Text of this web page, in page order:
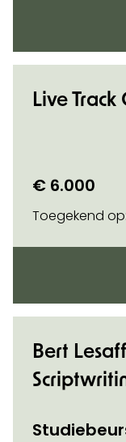
Live Track
€ 6.000
Toegekend op:
Bert